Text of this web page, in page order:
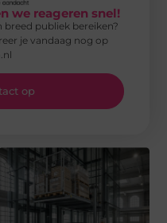
we reageren snel!
breed publiek bereiken?
je vandaag nog op
op